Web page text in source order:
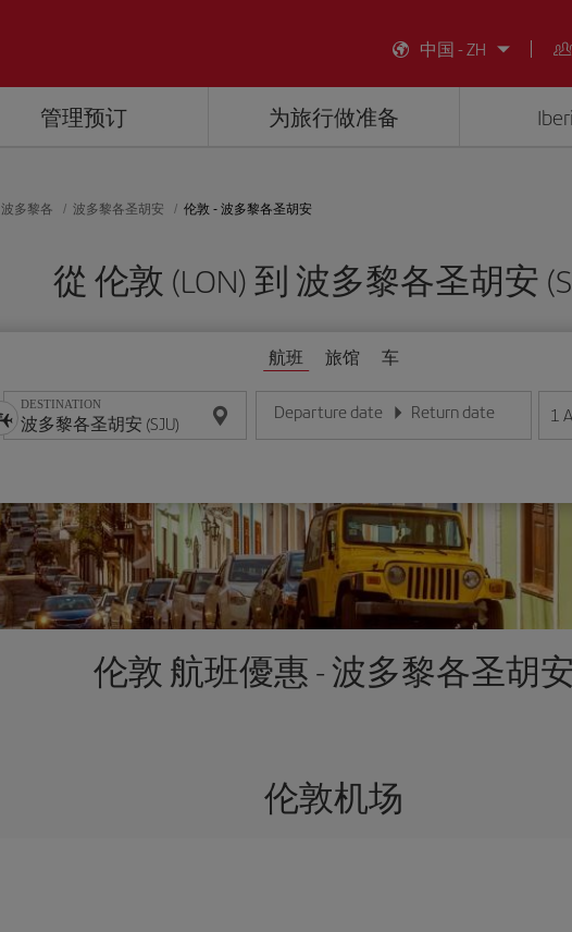
中国 - ZH
管理预订 为旅行做准备
波多黎各 波多黎各圣胡安 伦敦 - 波多黎各圣胡安
從 伦敦 (LON) 到 波多黎各圣胡安
航班 旅馆 车
DESTINATION Departure date
请输入日期，格式为日/月/年
Return date
请输入日期，格式为日/月/年
1
伦敦 航班優惠 - 波多黎各圣胡
伦敦机场